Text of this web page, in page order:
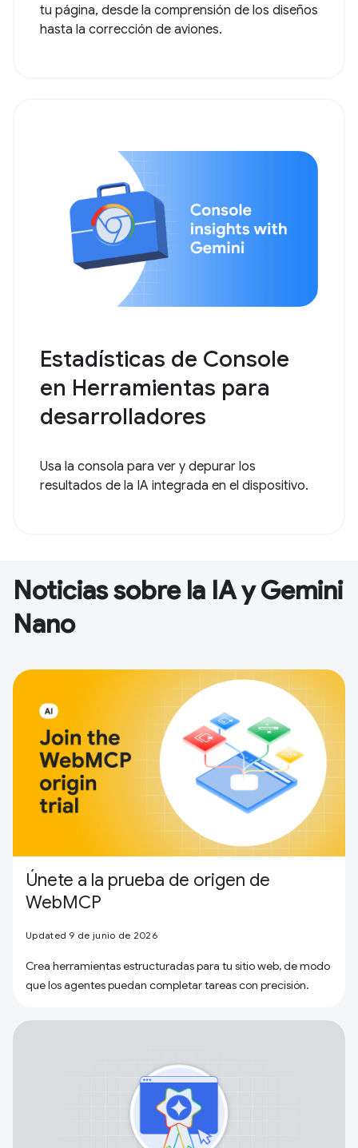
tu página, desde la comprensión de los diseños
hasta la corrección de aviones.
Estadísticas de Console
en Herramientas para
desarrolladores
Usa la consola para ver y depurar los
resultados de la IA integrada en el dispositivo.
Noticias sobre la IA y Gemini
Nano
Únete a la prueba de origen de
WebMCP
Updated 9 de junio de 2026
Crea herramientas estructuradas para tu sitio web, de modo
que los agentes puedan completar tareas con precisión.